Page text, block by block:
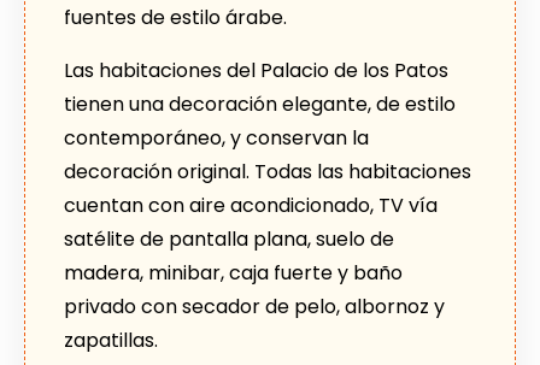
fuentes de estilo árabe.
Las habitaciones del Palacio de los Patos
tienen una decoración elegante, de estilo
contemporáneo, y conservan la
decoración original. Todas las habitaciones
cuentan con aire acondicionado, TV vía
satélite de pantalla plana, suelo de
madera, minibar, caja fuerte y baño
privado con secador de pelo, albornoz y
zapatillas.